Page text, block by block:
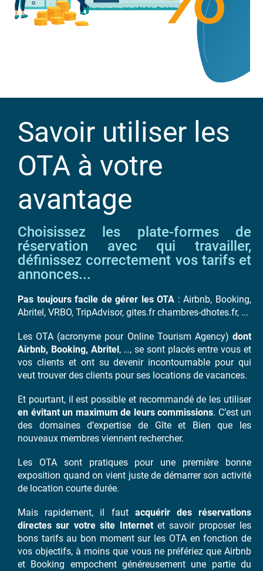
Savoir utiliser les
OTA à votre
avantage
Choisissez les plate-formes de
réservation avec qui travailler,
définissez correctement vos tarifs et
annonces...
Pas toujours facile de gérer les OTA : Airbnb, Booking,
Abritel, VRBO, TripAdvisor, gites.fr chambres-dhotes.fr, ...
Les OTA (acronyme pour Online Tourism Agency) dont
Airbnb, Booking, Abritel , …, se sont placés entre vous et
vos clients et ont su devenir incontournable pour qui
veut trouver des clients pour ses locations de vacances.
Et pourtant, il est possible et recommandé de les utiliser
en évitant un maximum de leurs commissions. C’est un
des domaines d’expertise de Gîte et Bien que les
nouveaux membres viennent rechercher.
Les OTA sont pratiques pour une première bonne
exposition quand on vient juste de démarrer son activité
de location courte durée.
Mais rapidement, il faut acquérir des réservations
directes sur votre site Internetet savoir proposer les
bons tarifs au bon moment sur les OTA en fonction de
vos objectifs, à moins que vous ne préfériez que Airbnb
et Booking empochent généreusement une partie du